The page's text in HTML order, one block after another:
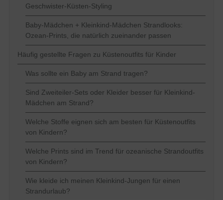
Geschwister-Küsten-Styling
Baby-Mädchen + Kleinkind-Mädchen Strandlooks:
Ozean-Prints, die natürlich zueinander passen
Häufig gestellte Fragen zu Küstenoutfits für Kinder
Was sollte ein Baby am Strand tragen?
Sind Zweiteiler-Sets oder Kleider besser für Kleinkind-
Mädchen am Strand?
Welche Stoffe eignen sich am besten für Küstenoutfits
von Kindern?
Welche Prints sind im Trend für ozeanische Strandoutfits
von Kindern?
Wie kleide ich meinen Kleinkind-Jungen für einen
Strandurlaub?